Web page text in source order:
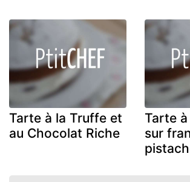
Tarte à la Truffe et
au Chocolat Riche
Tarte
sur